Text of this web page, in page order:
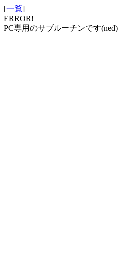
[一覧]
ERROR!
PC専用のサブルーチンです(ned)